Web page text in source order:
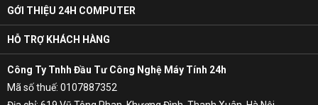
GỚI THIỆU 24H COMPUTER
HỖ TRỢ KHÁCH HÀNG
Công Ty Tnhh Đầu Tư Công Nghệ Máy Tính 24h
Mã số thuế: 0107887352